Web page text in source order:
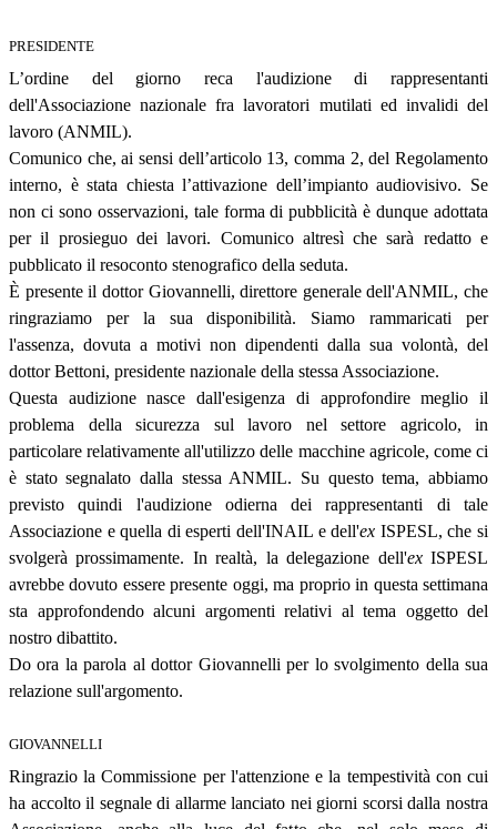
PRESIDENTE
L’ordine del giorno reca l'audizione di rappresentanti
dell'Associazione nazionale fra lavoratori mutilati ed invalidi del
lavoro (ANMIL).
Comunico che, ai sensi dell’articolo 13, comma 2, del Regolamento
interno, è stata chiesta l’attivazione dell’impianto audiovisivo. Se
non ci sono osservazioni, tale forma di pubblicità è dunque adottata
per il prosieguo dei lavori. Comunico altresì che sarà redatto e
pubblicato il resoconto stenografico della seduta.
È presente il dottor Giovannelli, direttore generale dell'ANMIL, che
ringraziamo per la sua disponibilità. Siamo rammaricati per
l'assenza, dovuta a motivi non dipendenti dalla sua volontà, del
dottor Bettoni, presidente nazionale della stessa Associazione.
Questa audizione nasce dall'esigenza di approfondire meglio il
problema della sicurezza sul lavoro nel settore agricolo, in
particolare relativamente all'utilizzo delle macchine agricole, come ci
è stato segnalato dalla stessa ANMIL. Su questo tema, abbiamo
previsto quindi l'audizione odierna dei rappresentanti di tale
Associazione e quella di esperti dell'INAIL e dell'ex ISPESL, che si
svolgerà prossimamente. In realtà, la delegazione dell'exISPESL
avrebbe dovuto essere presente oggi, ma proprio in questa settimana
sta approfondendo alcuni argomenti relativi al tema oggetto del
nostro dibattito.
Do ora la parola al dottor Giovannelli per lo svolgimento della sua
relazione sull'argomento.
GIOVANNELLI
Ringrazio la Commissione per l'attenzione e la tempestività con cui
ha accolto il segnale di allarme lanciato nei giorni scorsi dalla nostra